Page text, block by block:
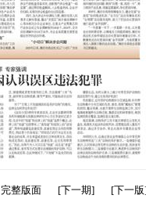
完整版面 [下一期] [下一版